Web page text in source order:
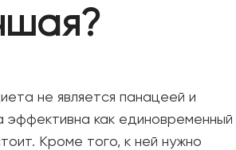
не является панацеей и
как единовременный
Кроме того, к ней нужно